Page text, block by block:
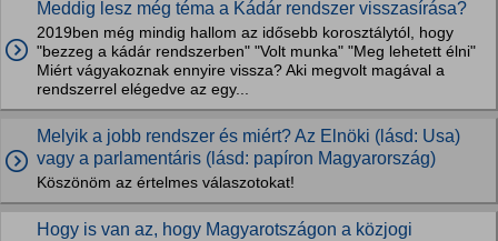
Meddig lesz még téma a Kádár rendszer visszasírása?
2019ben még mindig hallom az idősebb korosztálytól, hogy
"bezzeg a kádár rendszerben" "Volt munka" "Meg lehetett élni"
Miért vágyakoznak ennyire vissza? Aki megvolt magával a
rendszerrel elégedve az egy...
Melyik a jobb rendszer és miért? Az Elnöki (lásd: Usa)
vagy a parlamentáris (lásd: papíron Magyarország)
Köszönöm az értelmes válaszotokat!
Hogy is van az, hogy Magyarotszágon a közjogi